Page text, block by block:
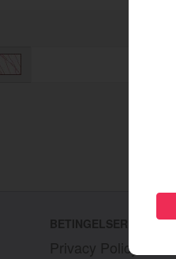
BETINGELSER
Privacy Policy